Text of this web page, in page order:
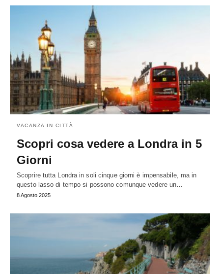
VACANZA IN CITTÀ
Scopri cosa vedere a Londra in 5
Giorni
Scoprire tutta Londra in soli cinque giorni è impensabile, ma in
questo lasso di tempo si possono comunque vedere un…
8 Agosto 2025